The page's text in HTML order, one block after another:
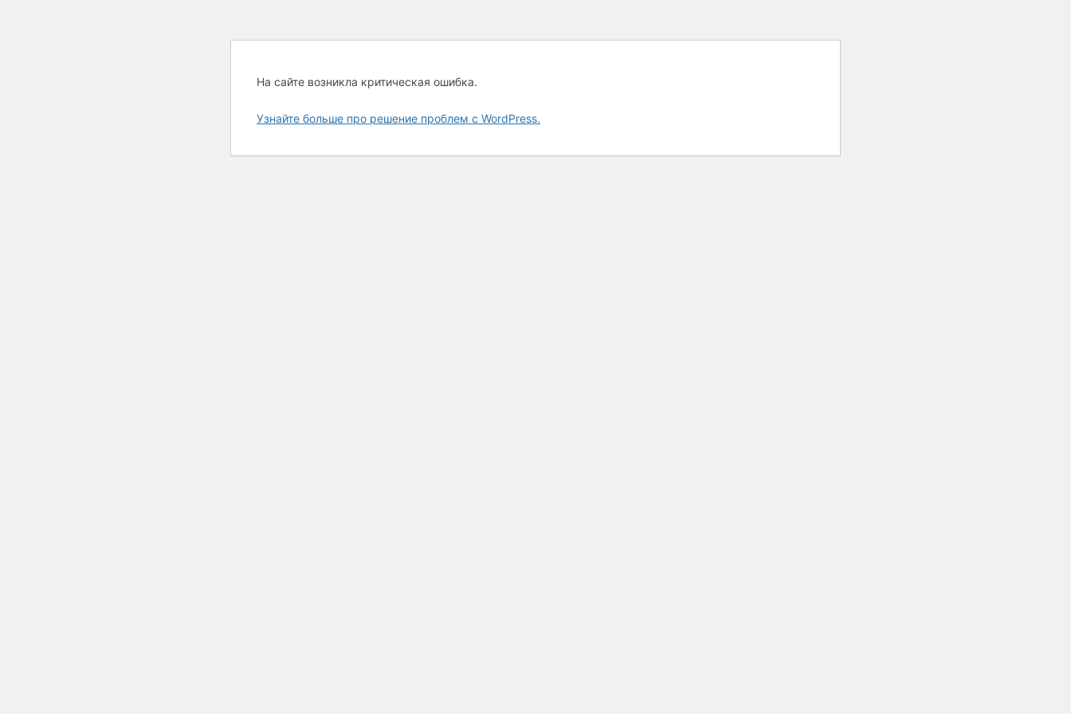
На сайте возникла критическая ошибка.
Узнайте больше про решение проблем с WordPress.